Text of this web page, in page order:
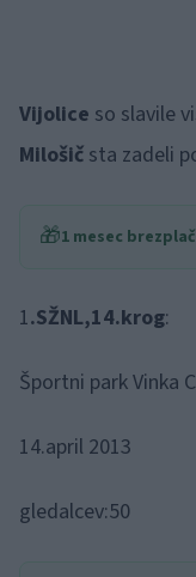
Vijolice so slavile
Milošič sta zadeli
🎁1 mesec
1.SŽNL,14.krog:
Športni park Vinka
14.april 2013
gledalcev:50